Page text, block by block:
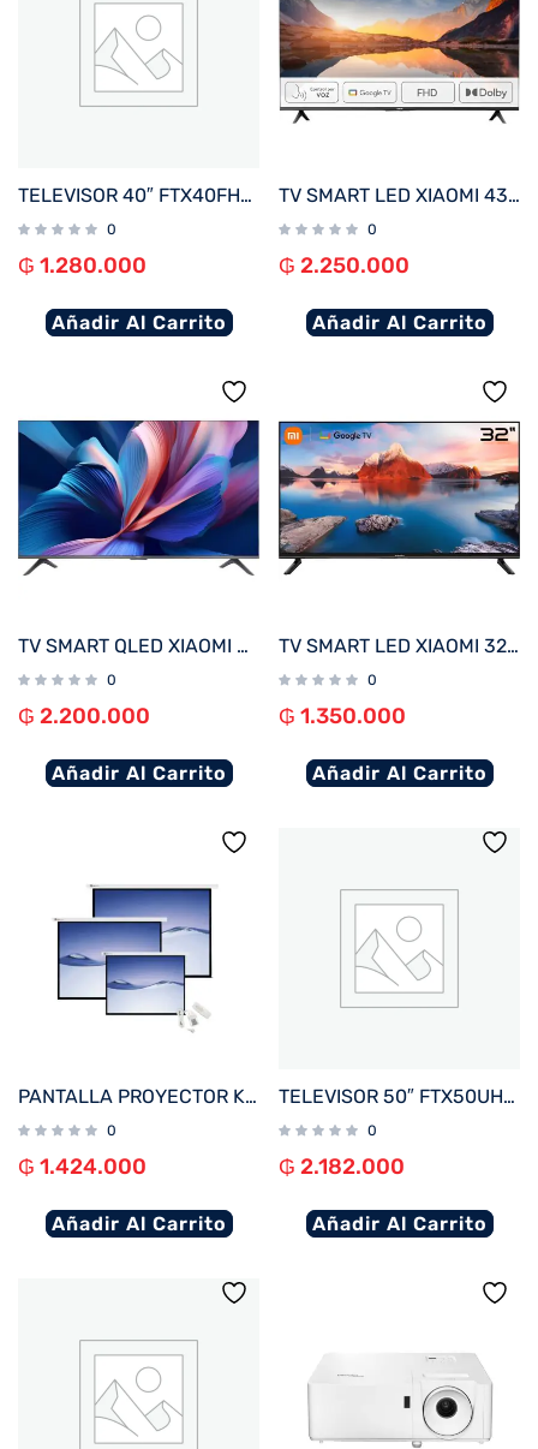
TELEVISOR 40″ FTX40FHD4V1 FHD DIG/SMART/2HDMI/2USB/RED/AND14 BORDE INFINITO
0
₲ 1.280.000
Añadir Al Carrito
TV SMART LED XIAOMI 43″ FULL HD MI TV A SERIES 2025 GOOGLE TV WI L43MA-AFLA -FI – NEGRO
0
₲ 2.250.000
Añadir Al Carrito
TV SMART QLED XIAOMI 43″ 4K A PRO 43 2026 WI-FI – NEGRO
0
₲ 2.200.000
Añadir Al Carrito
TV SMART LED XIAOMI 32″ HD MI TV A SERIES L32M8-P2PH (2025) – NEGRO
0
₲ 1.350.000
Añadir Al Carrito
PANTALLA PROYECTOR KLIP 100″ KPS-502 4:3 110V ELEC C/CONTROL BLANCO TECHO/P
0
₲ 1.424.000
Añadir Al Carrito
TELEVISOR 50″ FTX50UHD4V1 4K SMART/HDMI/USB/AND 15 + MAGIC REMOTE BORDE INFINITO
0
₲ 2.182.000
Añadir Al Carrito